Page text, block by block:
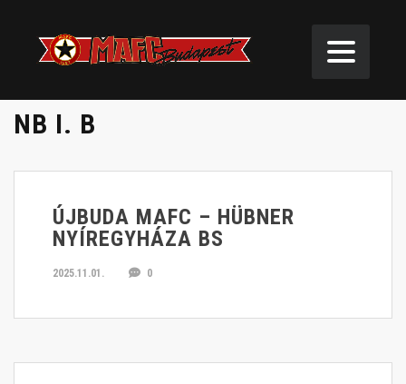
NB I. B
ÚJBUDA MAFC – HÜBNER
NYÍREGYHÁZA BS
2025.11.01. 0